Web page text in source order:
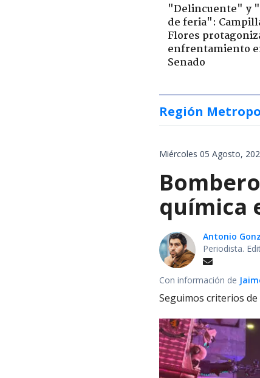
"Delincuente" y
de feria":
Flores
enfrentamiento
Senado
Región
Miércoles 05 Agosto,
química
Antonio
Periodista.
Con información de
Seguimos criterios de